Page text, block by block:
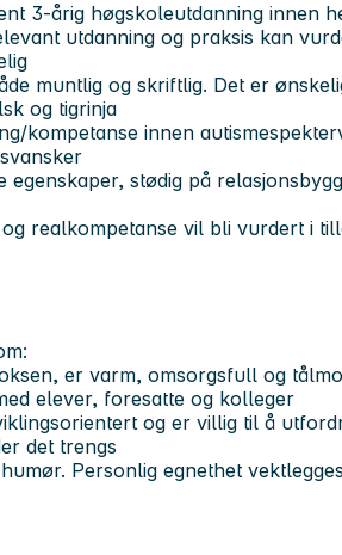
3-årig høgskoleutdanning innen
utdanning og praksis kan
muntlig og skriftlig. Det er
og tigrinja
kompetanse innen
egenskaper, stødig på
realkompetanse vil bli vurdert i
er varm, omsorgsfull og
elever, foresatte og kolleger
og er villig til å
det trengs
Personlig egnethet